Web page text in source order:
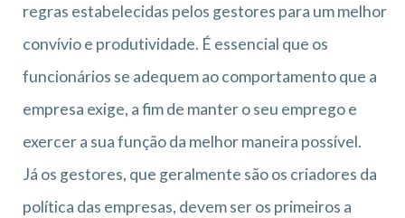
regras estabelecidas pelos gestores para um melhor
convívio e produtividade. É essencial que os
funcionários se adequem ao comportamento que a
empresa exige, a fim de manter o seu emprego e
exercer a sua função da melhor maneira possível.
Já os gestores, que geralmente são os criadores da
política das empresas, devem ser os primeiros a